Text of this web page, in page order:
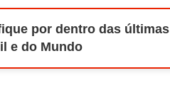
por dentro das últimas
e do Mundo